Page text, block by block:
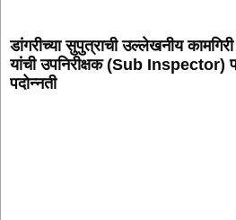
डांगरीच्या सुपुत्राची उल्लेखनीय
यांची उपनिरीक्षक (Sub Inspector)
पदोन्नती